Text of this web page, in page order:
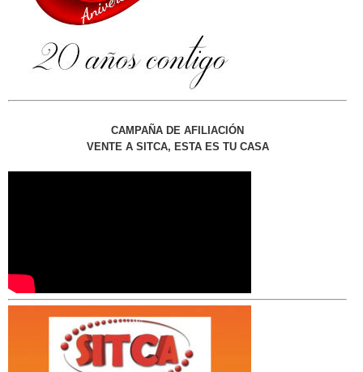
CAMPAÑA DE AFILIACIÓN
VENTE A SITCA, ESTA ES TU CASA